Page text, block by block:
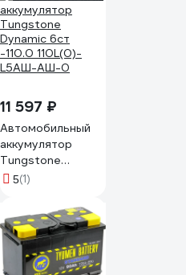
11 597 ₽
Автомобильный
аккумулятор
Tungstone
Dynamic 6ст
L5АШ-АШ-0
5(1)